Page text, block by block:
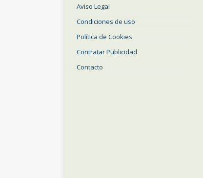
Aviso Legal
Condiciones de uso
Política de Cookies
Contratar Publicidad
Contacto